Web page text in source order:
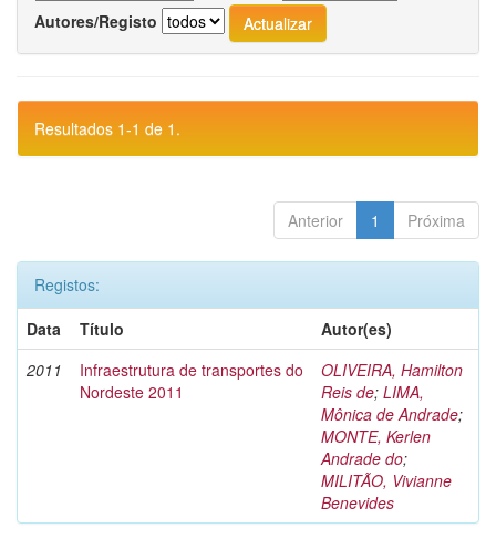
Autores/Registo
Resultados 1-1 de 1.
Anterior 1 Próxima
Registos:
Data
Título
Autor(es)
2011
Infraestrutura de transportes do
Nordeste 2011
OLIVEIRA, Hamilton
Reis de; LIMA,
Mônica de Andrade;
MONTE, Kerlen
Andrade do;
MILITÃO, Vivianne
Benevides